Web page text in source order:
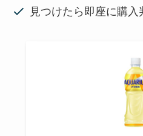
見つけたら即座に購入